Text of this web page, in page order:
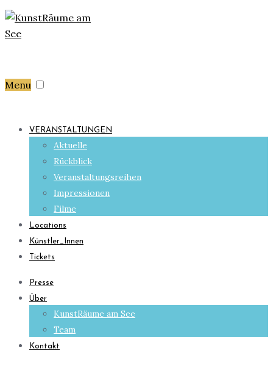
Menu
VERANSTALTUNGEN
Aktuelle
Rückblick
Veranstaltungsreihen
Impressionen
Filme
Locations
Künstler_Innen
Tickets
Presse
Über
KunstRäume am See
Team
Kontakt